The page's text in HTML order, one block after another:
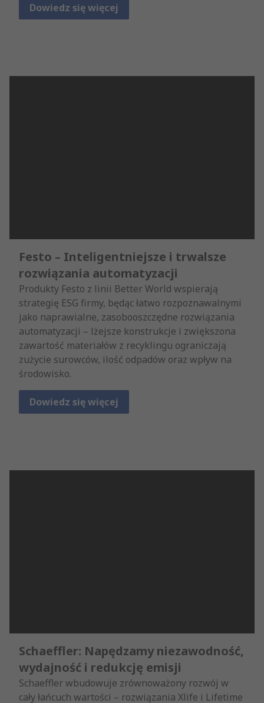
Dowiedz się więcej
Festo – Inteligentniejsze i trwalsze
rozwiązania automatyzacji
Produkty Festo z linii Better World wspierają
strategię ESG firmy, będąc łatwo rozpoznawalnymi
jako naprawialne, zasobooszczędne rozwiązania
automatyzacji – lżejsze konstrukcje i zwiększona
zawartość materiałów z recyklingu ograniczają
zużycie surowców, ilość odpadów oraz wpływ na
środowisko.
Dowiedz się więcej
Schaeffler: Napędzamy niezawodność,
wydajność i redukcję emisji
Schaeffler wbudowuje zrównoważony rozwój w
cały łańcuch wartości – rozwiązania Xlife i Lifetime